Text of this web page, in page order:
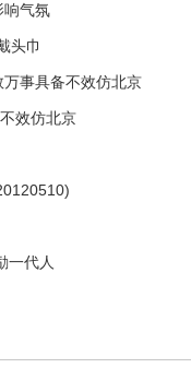
响气氛
头巾
万事具备不效仿北京
效仿北京
一代人